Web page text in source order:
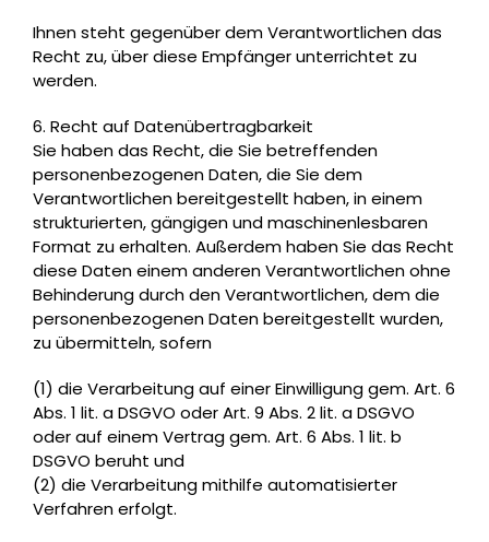
Ihnen steht gegenüber dem Verantwortlichen das
Recht zu, über diese Empfänger unterrichtet zu
werden.
6. Recht auf Datenübertragbarkeit
Sie haben das Recht, die Sie betreffenden
personenbezogenen Daten, die Sie dem
Verantwortlichen bereitgestellt haben, in einem
strukturierten, gängigen und maschinenlesbaren
Format zu erhalten. Außerdem haben Sie das Recht
diese Daten einem anderen Verantwortlichen ohne
Behinderung durch den Verantwortlichen, dem die
personenbezogenen Daten bereitgestellt wurden,
zu übermitteln, sofern
(1) die Verarbeitung auf einer Einwilligung gem. Art. 6
Abs. 1 lit. a DSGVO oder Art. 9 Abs. 2 lit. a DSGVO
oder auf einem Vertrag gem. Art. 6 Abs. 1 lit. b
DSGVO beruht und
(2) die Verarbeitung mithilfe automatisierter
Verfahren erfolgt.